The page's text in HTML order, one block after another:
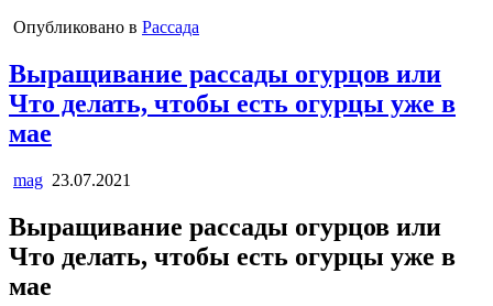
Опубликовано в Рассада
Выращивание рассады огурцов или
Что делать, чтобы есть огурцы уже в
мае
mag 23.07.2021
Выращивание рассады огурцов или
Что делать, чтобы есть огурцы уже в
мае